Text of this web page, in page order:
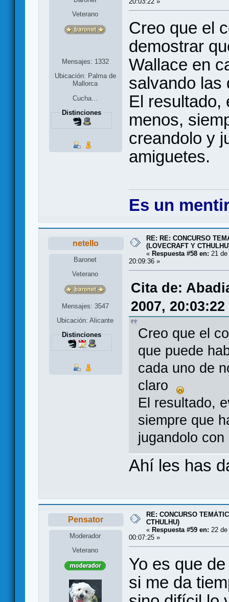
Veterano
Mensajes: 1332
Ubicación: Palma de
Mallorca
Cucha...
Distinciones
Creo que el
demostrar
Wallace en
salvando
El resultado,
menos,
creandolo y
amiguetes.
Es un
netello
Baronet
Veterano
Mensajes: 3547
Ubicación: Alicante
Distinciones
RE: RE: CONCURSO
(LOVECRAFT Y
« Respuesta #58 en: 21
20:09:36 »
Cita de:
2007, 20:03:22
Creo que el
que puede
cada uno de
claro
El resultado,
siempre que
jugandolo
Ahí les has
Pensator
Moderador
Veterano
RE: CONCURSO
CTHULHU)
« Respuesta #59 en: 22
00:07:25 »
Yo es que
si me da